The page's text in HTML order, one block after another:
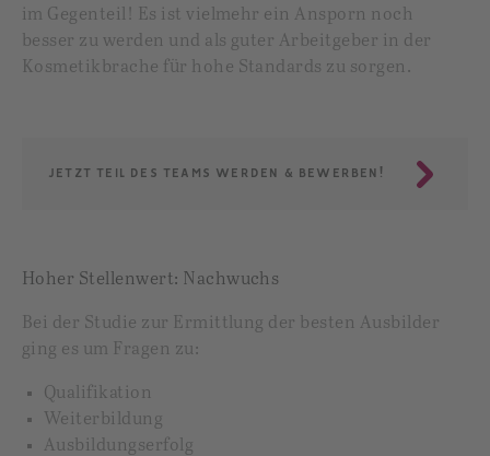
im Gegenteil! Es ist vielmehr ein Ansporn noch
besser zu werden und als guter Arbeitgeber in der
Kosmetikbrache für hohe Standards zu sorgen.
JETZT TEIL DES TEAMS WERDEN & BEWERBEN!
Hoher Stellenwert: Nachwuchs
Bei der Studie zur Ermittlung der besten Ausbilder
ging es um Fragen zu:
Qualifikation
Weiterbildung
Ausbildungserfolg